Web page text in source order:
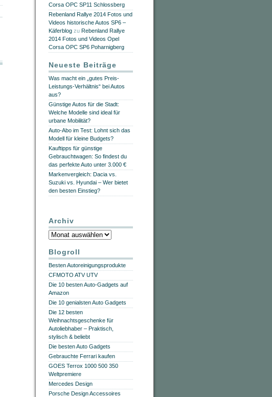
Corsa OPC SP11 Schlossberg
Rebenland Rallye 2014 Fotos und
Videos historische Autos SP6 –
Käferblog zu Rebenland Rallye
2014 Fotos und Videos Opel
Corsa OPC SP6 Poharnigberg
Neueste Beiträge
Was macht ein „gutes Preis-
Leistungs-Verhältnis“ bei Autos
aus?
Günstige Autos für die Stadt:
Welche Modelle sind ideal für
urbane Mobilität?
Auto-Abo im Test: Lohnt sich das
Modell für kleine Budgets?
Kauftipps für günstige
Gebrauchtwagen: So findest du
das perfekte Auto unter 3.000 €
Markenvergleich: Dacia vs.
Suzuki vs. Hyundai – Wer bietet
den besten Einstieg?
Archiv
Archiv
Blogroll
Besten Autoreinigungsprodukte
CFMOTO ATV UTV
Die 10 besten Auto-Gadgets auf
Amazon
Die 10 genialsten Auto Gadgets
Die 12 besten
Weihnachtsgeschenke für
Autoliebhaber – Praktisch,
stylisch & beliebt
Die besten Auto Gadgets
Gebrauchte Ferrari kaufen
GOES Terrox 1000 500 350
Weltpremiere
Mercedes Design
Porsche Design Accessoires